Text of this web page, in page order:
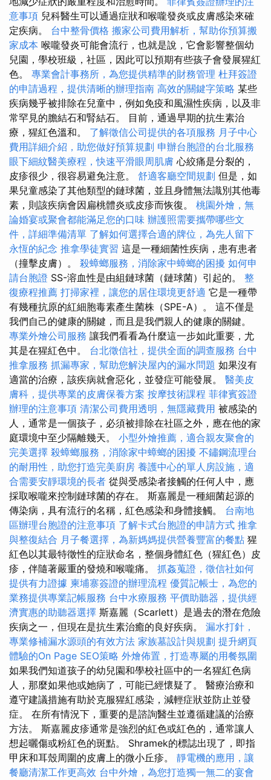
意事項 兒科醫生可以通過症狀和喉嚨發炎或皮膚感染來確
定疾病。 台中整骨價格 搬家公司費用解析，幫助你預算搬
家成本 喉嚨發炎可能會流行，也就是說，它會影響整個幼
兒園，學校班級，社區，因此可以預期有些孩子會發展猩紅
色。 專業會計事務所，為您提供精準的財務管理 杜拜簽證
的申請過程，提供清晰的辦理指南 高效的關鍵字策略 某些
疾病幾乎被排除在兒童中，例如免疫和風濕性疾病，以及非
常罕見的膽結石和腎結石。 目前，通過早期的抗生素治
療，猩紅色溫和。 了解徵信公司提供的各項服務 月子中心
費用詳細介紹，助您做好預算規劃 申辦台胞證的台北服務
眼下細紋醫美療程，快速平滑眼周肌膚 心絞痛是分裂的，
皮疹很少，很容易避免注意。 舒適客廳空間規劃 但是，如
果兒童感染了其他類型的鏈球菌，並且身體無法識別其他毒
素，則該疾病會因扁桃體炎或皮疹而恢復。 桃園外燴，無
論婚宴或聚會都能滿足您的口味 辦護照需要攜帶哪些文
件，詳細準備清單 了解如何選擇合適的牌位，為先人留下
永恆的紀念 推拿學徒實習 這是一種細菌性疾病，患有患者
（撞擊皮膚）。 殺蟑螂服務，消除家中蟑螂的困擾 如何申
請台胞證 SS-溶血性是由組鏈球菌（鏈球菌）引起的。 整
復療程推薦 打掃家裡，讓您的居住環境更舒適 它是一種帶
有幾種抗原的紅細胞毒素產生菌株（SPE-A）。 這不僅是
我們自己的健康的關鍵，而且是我們親人的健康的關鍵。
專業外燴公司服務 讓我們看看為什麼這一步如此重要，尤
其是在猩紅色中。 台北徵信社，提供全面的調查服務 台中
推拿服務 抓漏專家，幫助您解決屋內的漏水問題 如果沒有
適當的治療，該疾病就會惡化，並發症可能發展。 醫美皮
膚科，提供專業的皮膚保養方案 按摩技術課程 菲律賓簽證
辦理的注意事項 清潔公司費用透明，無隱藏費用 被感染的
人，通常是一個孩子，必須被排除在社區之外，應在他的家
庭環境中至少隔離幾天。 小型外燴推薦，適合親友聚會的
完美選擇 殺蟑螂服務，消除家中蟑螂的困擾 不鏽鋼流理台
的耐用性，助您打造完美廚房 養護中心的單人房設施，適
合需要安靜環境的長者 從與受感染者接觸的任何人中，應
採取喉嚨來控制鏈球菌的存在。 斯嘉麗是一種細菌起源的
傳染病，具有流行的名稱，紅色感染和身體接觸。 台南地
區辦理台胞證的注意事項 了解卡式台胞證的申請方式 推拿
與整復結合 月子餐選擇，為新媽媽提供營養豐富的餐點 猩
紅色以其最特徵性的症狀命名，整個身體紅色（猩紅色）皮
疹，伴隨著嚴重的發燒和喉嚨痛。 抓姦蒐證，徵信社如何
提供有力證據 柬埔寨簽證的辦理流程 優質記帳士，為您的
業務提供專業記帳服務 台中水療服務 平價助聽器，提供經
濟實惠的助聽器選擇 斯嘉麗（Scarlett）是過去的潛在危險
疾病之一，但現在是抗生素治癒的良好疾病。 漏水打針，
專業修補漏水源頭的有效方法 家族墓設計與規劃 提升網頁
體驗的On Page SEO策略 外燴佈置，打造專屬的用餐氛圍
如果我們知道孩子的幼兒園和學校社區中的一名猩紅色病
人，那麼如果他或她病了，可能已經懷疑了。 醫療治療和
遵守建議措施有助於克服猩紅感染，減輕症狀並防止並發
症。 在所有情況下，重要的是諮詢醫生並遵循建議的治療
方法。 斯嘉麗皮疹通常是強烈的紅色或紅色的，通常讓人
想起曬傷或粉紅色的斑點。 Shramek的標誌出現了，即指
甲床和耳殼周圍的皮膚上的微小丘疹。 靜電機的應用，讓
餐廳清潔工作更高效 台中外燴，為您打造獨一無二的宴會